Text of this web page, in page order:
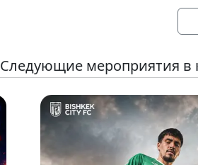
Следующие мероприятия в